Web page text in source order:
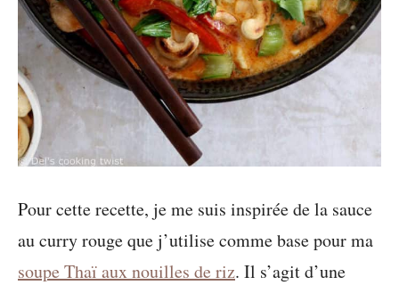
Pour cette recette, je me suis inspirée de la sauce
au curry rouge que j’utilise comme base pour ma
soupe Thaï aux nouilles de riz. Il s’agit d’une